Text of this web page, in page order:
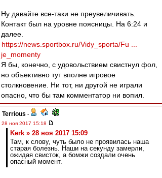
Ну давайте все-таки не преувеличивать.
Контакт был на уровне поясницы. На 6:24 и
далее.
https://news.sportbox.ru/Vidy_sporta/Fu ...
je_momenty
Я бы, конечно, с удовольствием свистнул фол,
но объективно тут вполне игровое
столкновение. Ни тот, ни другой не играли
опасно, что бы там комментатор ни вопил.
Terrious -
28 ноя 2017 15:18
Kerk » 28 ноя 2017 15:09
Там, к слову, чуть было не проявилась наша
старая болезнь. Наши на секунду замерли,
ожидая свисток, а бомжи создали очень
опасный момент.